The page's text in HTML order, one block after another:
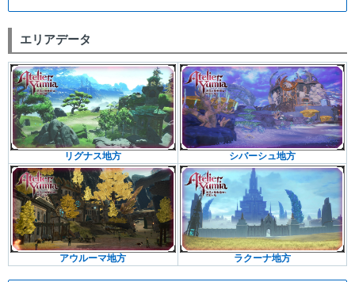
エリアデータ
リグナス地方 シバーシュ地方
アウルーマ地方 ラクーナ地方